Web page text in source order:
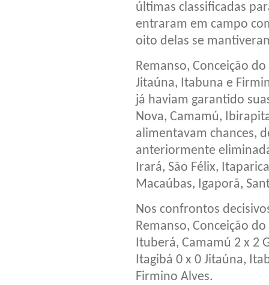
últimas classificadas
entraram em campo
oito delas se
Remanso, Conceição
Jitaúna, Itabuna e
já haviam garantido
Nova, Camamú,
alimentavam chances,
anteriormente
Irará, São Félix,
Macaúbas, Igaporã,
Nos confrontos
Remanso, Conceição
Ituberá, Camamú 2 x 2
Itagibá 0 x 0 Jitaúna,
Firmino Alves.